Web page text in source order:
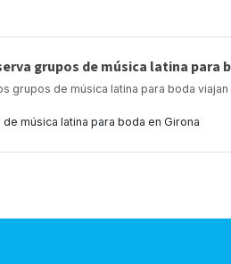
grupos de música latina para
grupos de música latina para boda
música latina para boda en Girona